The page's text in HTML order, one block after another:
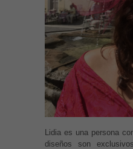
Lidia es una persona
diseños son